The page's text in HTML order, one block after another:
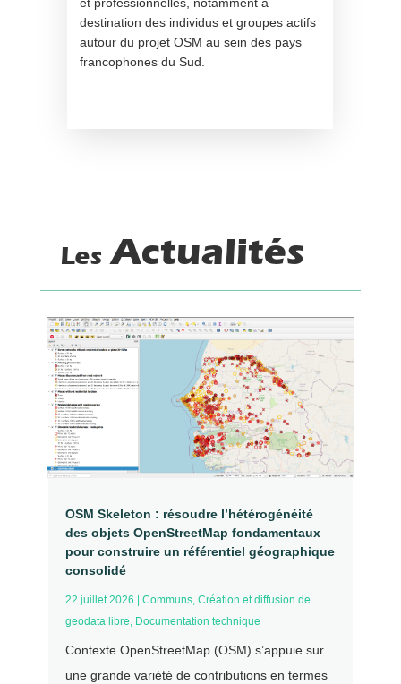
et professionnelles, notamment à
destination des individus et groupes actifs
autour du projet OSM au sein des pays
francophones du Sud.
LesActualités
OSM Skeleton : résoudre l’hétérogénéité
des objets OpenStreetMap fondamentaux
pour construire un référentiel géographique
consolidé
22 juillet 2026 Communs, Création et diffusion de
geodata libre, Documentation technique
Contexte OpenStreetMap (OSM) s’appuie sur
une grande variété de contributions en termes